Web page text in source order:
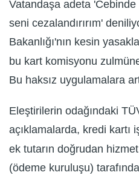
Vatandaşa adeta 'Cebinde
seni cezalandırırım'
Bakanlığı'nın kesin
bu kart komisyonu
Bu haksız uygulamalara
Eleştirilerin odağındaki
açıklamalarda, kredi kartı
ek tutarın doğrudan hizmet
(ödeme kuruluşu)